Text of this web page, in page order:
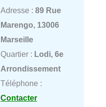
Adresse : 89 Rue
Marengo, 13006
Marseille
Quartier : Lodi, 6e
Arrondissement
Téléphone :
Contacter